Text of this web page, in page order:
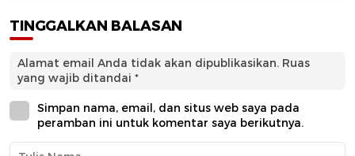
TINGGALKAN BALASAN
Alamat email Anda tidak akan dipublikasikan. Ruas
yang wajib ditandai *
Simpan nama, email, dan situs web saya pada
peramban ini untuk komentar saya berikutnya.